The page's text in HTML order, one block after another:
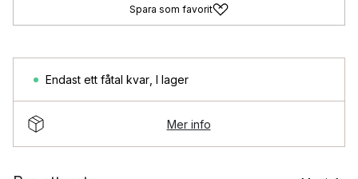
Spara som favorit
Endast ett fåtal kvar I lager
Mer info